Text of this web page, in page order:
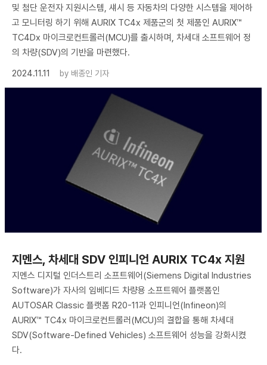
및 첨단 운전자 지원시스템, 섀시 등 자동차의 다양한 시스템을 제어하
고 모니터링 하기 위해 AURIX TC4x 제품군의 첫 제품인 AURIX™
TC4Dx 마이크로컨트롤러(MCU)를 출시하며, 차세대 소프트웨어 정
의 차량(SDV)의 기반을 마련했다.
2024.11.11
by 배종인 기자
지멘스, 차세대 SDV 인피니언 AURIX TC4x 지원
지멘스 디지털 인더스트리 소프트웨어(Siemens Digital Industries
Software)가 자사의 임베디드 차량용 소프트웨어 플랫폼인
AUTOSAR Classic 플랫폼 R20-11과 인피니언(Infineon)의
AURIX™ TC4x 마이크로컨트롤러(MCU)의 결합을 통해 차세대
SDV(Software-Defined Vehicles) 소프트웨어 성능을 강화시켰
다.